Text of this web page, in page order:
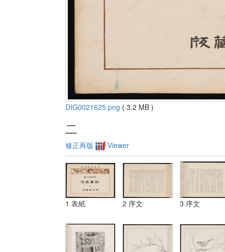
DIG0021625.png ( 3.2 MB )
二
修正再版 Viewer
1 表紙 2 序文 3 序文